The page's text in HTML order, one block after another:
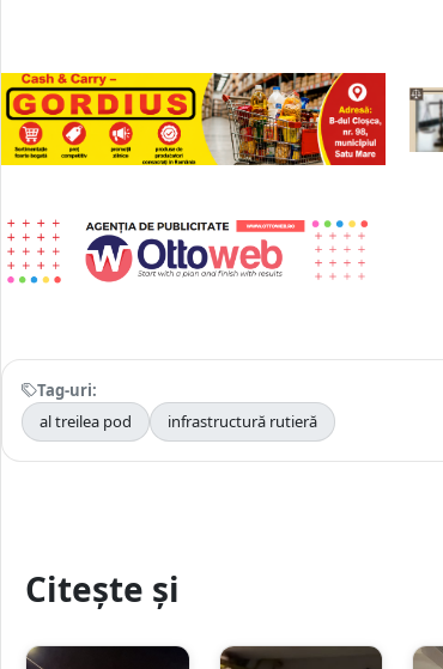
Tag-uri:
al treilea pod
infrastructură rutieră
Citește și